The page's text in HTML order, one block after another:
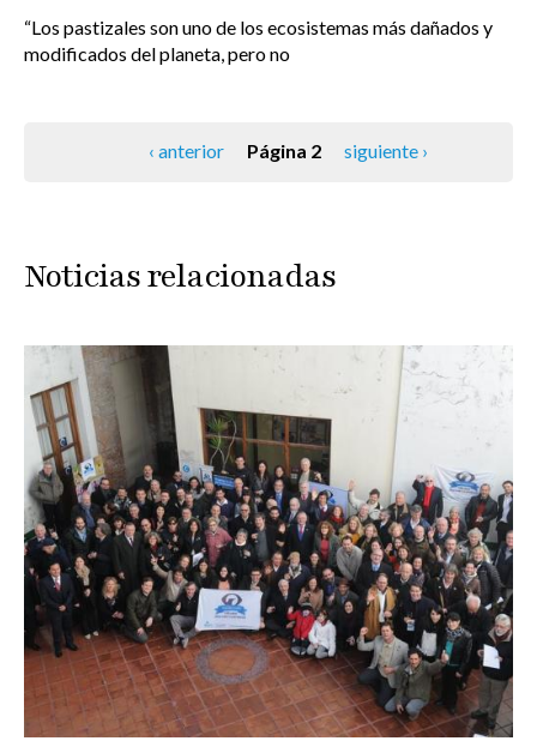
“Los pastizales son uno de los ecosistemas más dañados y
modificados del planeta, pero no
PaginaciónPágina anterior
‹ anterior Página 2 Siguiente página
siguiente ›
Noticias relacionadas